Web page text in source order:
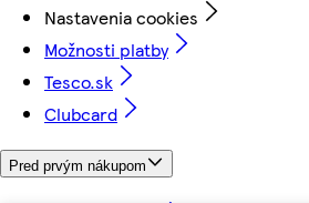
Nastavenia cookies
Možnosti platby
Tesco.sk
Clubcard
Pred prvým nákupom